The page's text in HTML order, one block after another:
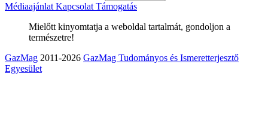
Médiaajánlat Kapcsolat Támogatás
Mielőtt kinyomtatja a weboldal tartalmát, gondoljon a
természetre!
GazMag 2011-2026 GazMag Tudományos és Ismeretterjesztő
Egyesület